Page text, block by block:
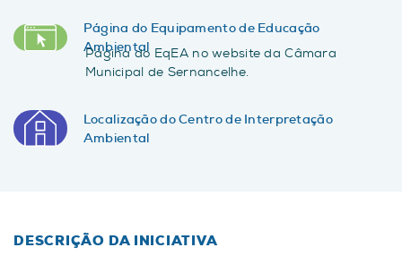
Página do Equipamento de Educação
Ambiental
Página do EqEA no website da Câmara
Municipal de Sernancelhe.
Localização do Centro de Interpretação
Ambiental
DESCRIÇÃO DA INICIATIVA